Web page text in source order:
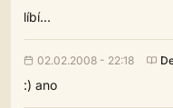
líbí...
02.02.2008 - 22:18
:) ano